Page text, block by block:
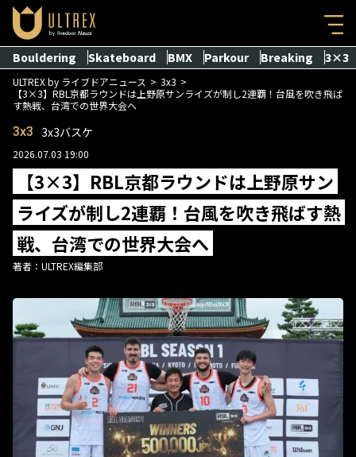
Bouldering Skateboard BMX Parkour Breaking 3×3
ULTREX by ライブドアニュース
3x3
【3×3】RBL京都ラウンドは上野原サンライズが制し2連覇！台風を吹き飛ば
す熱戦、台湾での世界大会へ
3x3 3x3バスケ
2026.07.03 19:00
【3×3】RBL京都ラウンドは上野原サン
ライズが制し2連覇！台風を吹き飛ばす熱
戦、台湾での世界大会へ
著者： ULTREX編集部